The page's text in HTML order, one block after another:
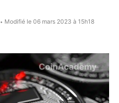
• Modifié le 06 mars 2023 à 15h18